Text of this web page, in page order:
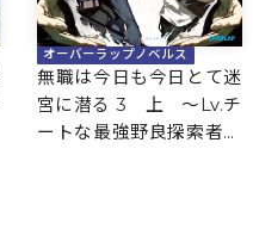
オーバーラップノベルス
無職は今日も今日とて迷
宮に潜る 3 上 ～Lv.チ
ートな最強野良探索者の